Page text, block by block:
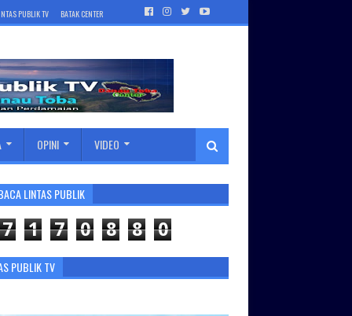
PUBLIK TV BATAK CENTER
OPINI VIDEO
LINTAS PUBLIK
7 1 7 0 8 8 0
PUBLIK TV